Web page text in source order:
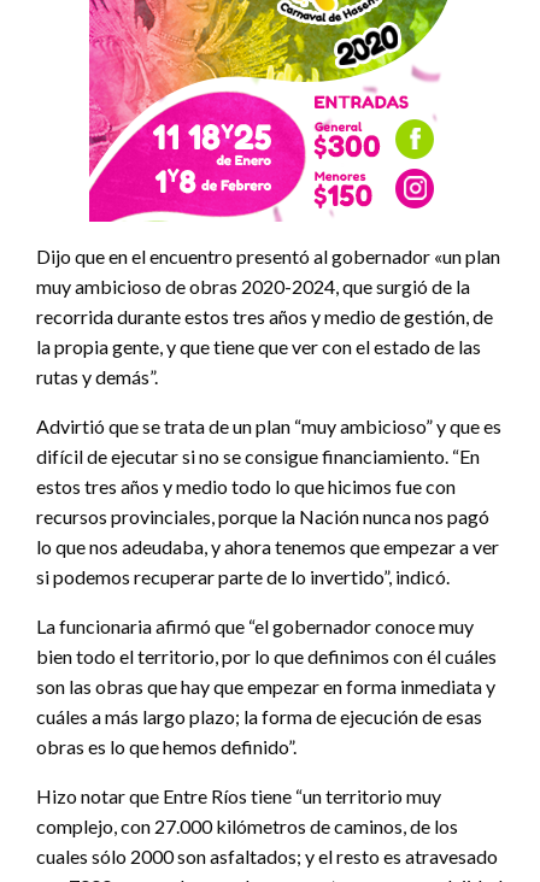
Dijo que en el encuentro presentó al gobernador «un plan
muy ambicioso de obras 2020-2024, que surgió de la
recorrida durante estos tres años y medio de gestión, de
la propia gente, y que tiene que ver con el estado de las
rutas y demás”.
Advirtió que se trata de un plan “muy ambicioso” y que es
difícil de ejecutar si no se consigue financiamiento. “En
estos tres años y medio todo lo que hicimos fue con
recursos provinciales, porque la Nación nunca nos pagó
lo que nos adeudaba, y ahora tenemos que empezar a ver
si podemos recuperar parte de lo invertido”, indicó.
La funcionaria afirmó que “el gobernador conoce muy
bien todo el territorio, por lo que definimos con él cuáles
son las obras que hay que empezar en forma inmediata y
cuáles a más largo plazo; la forma de ejecución de esas
obras es lo que hemos definido”.
Hizo notar que Entre Ríos tiene “un territorio muy
complejo, con 27.000 kilómetros de caminos, de los
cuales sólo 2000 son asfaltados; y el resto es atravesado